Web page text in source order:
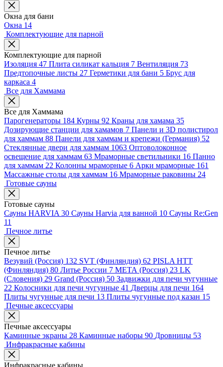
Окна для бани
Окна 14
Комплектующие для парной
Комплектующие для парной
Изоляция 47 Плита силикат кальция 7 Вентиляция 73
Предтопочные листы 27 Герметики для бани 5 Брус для
каркаса 4
Все для Хаммама
Все для Хаммама
Парогенераторы 184 Курны 92 Краны для хамама 35
Дозирующие станции для хамамов 7 Панели и 3D полистирол
для хаммам 88 Панели для хаммам и крепежи (Германия) 52
Стеклянные двери для хаммам 1063 Оптоволоконное
освещение для хаммам 63 Мраморные светильники 16 Панно
для хаммам 22 Колонны мраморные 6 Арки мраморные 161
Массажные столы для хаммам 16 Мраморные раковины 24
Готовые сауны
Готовые сауны
Сауны HARVIA 30 Сауны Harvia для ванной 10 Сауны Re:Gen
11
Печное литье
Печное литье
Везувий (Россия) 132 SVT (Финляндия) 62 PISLA HTT
(Финляндия) 80 Литье России 7 МЕТА (Россия) 23 LK
(Словения) 29 Grand (Россия) 50 Задвижки для печи чугунные
22 Колосники для печи чугунные 41 Дверцы для печи 164
Плиты чугунные для печи 13 Плиты чугунные под казан 15
Печные аксессуары
Печные аксессуары
Каминные экраны 28 Каминные наборы 90 Дровницы 53
Инфракрасные кабины
Инфракрасные кабины